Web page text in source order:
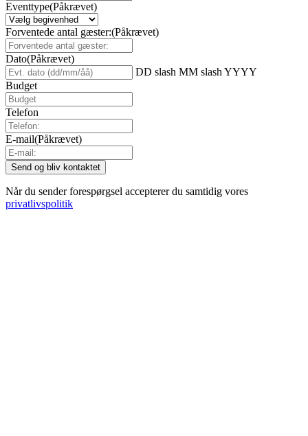
Eventtype(Påkrævet)
Forventede antal gæster:(Påkrævet)
Dato(Påkrævet)
DD slash MM slash YYYY
Budget
Telefon
E-mail(Påkrævet)
Når du sender forespørgsel accepterer du samtidig vores
privatlivspolitik